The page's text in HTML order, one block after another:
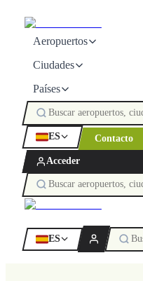
Aeropuertos
Ciudades
Países
ES Contacto
Acceder
ES